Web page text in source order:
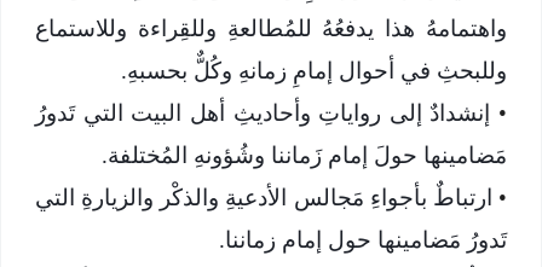
واهتمامهُ هذا يدفعُهُ للمُطالعةِ وللقِراءة وللاستماع
وللبحثِ في أحوال إمامِ زمانهِ وكُلٌّ بحسبهِ.
• إنشدادٌ إلى رواياتِ وأحاديثِ أهل البيت التي تَدورُ
مَضامينها حولَ إمام زَماننا وشُؤونهِ المُختلفة.
•ارتباطٌ بأجواءِ مَجالس الأدعيةِ والذكْر والزيارةِ التي
تَدورُ مَضامينها حول إمام زماننا.